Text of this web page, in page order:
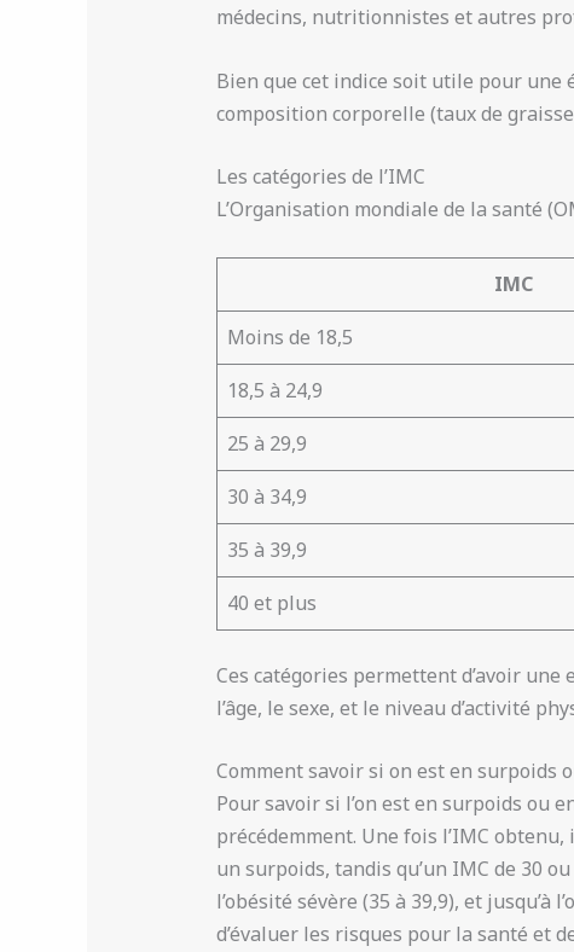
médecins, nutritionnistes et autres
Bien que cet indice soit utile pour une
composition corporelle (taux de
Les catégories de l’IMC
L’Organisation mondiale de la santé
IMC
Moins de 18,5
18,5 à 24,9
25 à 29,9
30 à 34,9
35 à 39,9
40 et plus
Ces catégories permettent d’avoir
l’âge, le sexe, et le niveau d’activité
Comment savoir si on est en surpoids
Pour savoir si l’on est en surpoids ou
précédemment. Une fois l’IMC
un surpoids, tandis qu’un IMC de 30
l’obésité sévère (35 à 39,9), et
d’évaluer les risques pour la santé et